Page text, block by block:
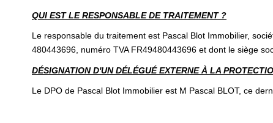
QUI EST LE RESPONSABLE DE TRAITEMENT ?
Le responsable du traitement est Pascal Blot Immobilier,
480443696, numéro TVA FR49480443696 et dont le siège
DÉSIGNATION D'UN DÉLÉGUÉ EXTERNE À LA
Le DPO de Pascal Blot Immobilier est M Pascal BLOT, ce